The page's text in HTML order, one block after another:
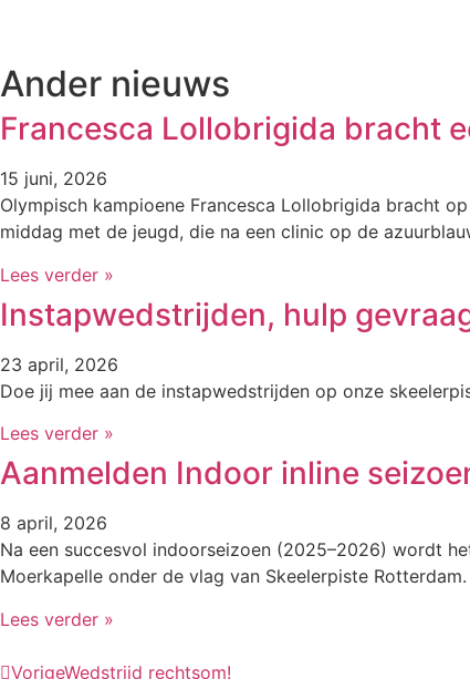
Ander nieuws
Francesca Lollobrigida bracht
15 juni, 2026
Olympisch kampioene Francesca Lollobrigida bracht
middag met de jeugd, die na een clinic op de
Lees verder »
Instapwedstrijden, hulp
23 april, 2026
Doe jij mee aan de instapwedstrijden op onze
Lees verder »
Aanmelden Indoor inline
8 april, 2026
Na een succesvol indoorseizoen (2025–2026) wordt
Moerkapelle onder de vlag van Skeelerpiste
Lees verder »
VorigeWedstrijd rechtsom!